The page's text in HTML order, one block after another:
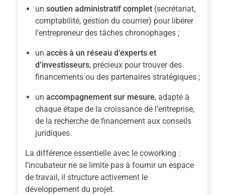
un soutien administratif complet (secrétariat,
comptabilité, gestion du courrier) pour libérer
l’entrepreneur des tâches chronophages ;
un accès à un réseau d’experts et
d’investisseurs, précieux pour trouver des
financements ou des partenaires stratégiques ;
un accompagnement sur mesure, adapté à
chaque étape de la croissance de l’entreprise,
de la recherche de financement aux conseils
juridiques.
La différence essentielle avec le coworking :
l’incubateur ne se limite pas à fournir un espace
de travail, il structure activement le
développement du projet.